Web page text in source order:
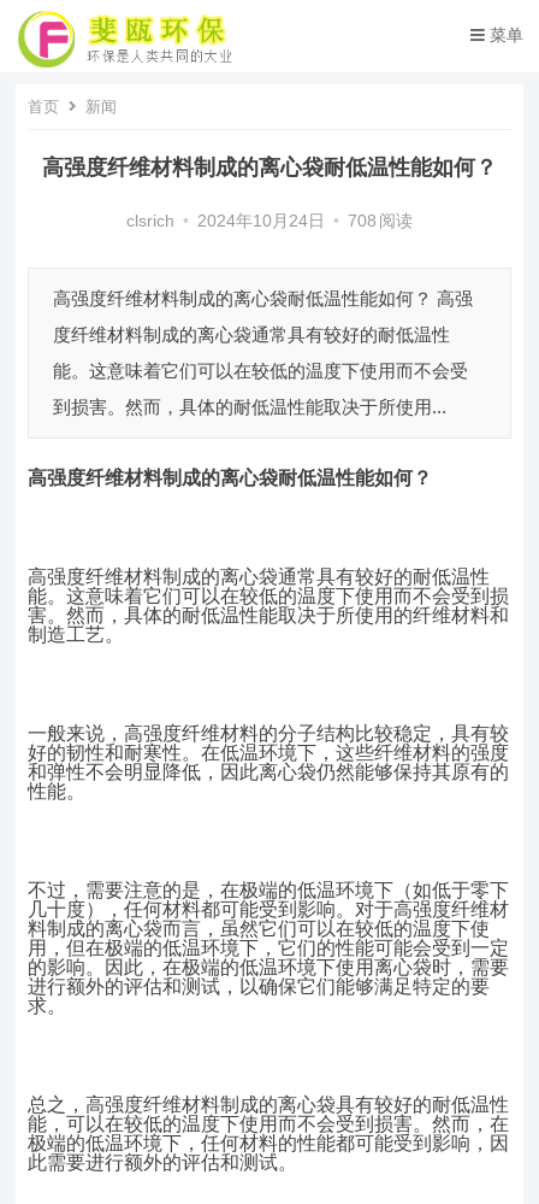
菜单
首页 新闻
高强度纤维材料制成的离心袋耐低温性能如何？
clsrich • 2024年10月24日 • 708 阅读
高强度纤维材料制成的离心袋耐低温性能如何？ 高强
度纤维材料制成的离心袋通常具有较好的耐低温性
能。这意味着它们可以在较低的温度下使用而不会受
到损害。然而，具体的耐低温性能取决于所使用...
高强度纤维材料制成的离心袋耐低温性能如何？
高强度纤维材料制成的离心袋通常具有较好的耐低温性
能。这意味着它们可以在较低的温度下使用而不会受到损
害。然而，具体的耐低温性能取决于所使用的纤维材料和
制造工艺。
一般来说，高强度纤维材料的分子结构比较稳定，具有较
好的韧性和耐寒性。在低温环境下，这些纤维材料的强度
和弹性不会明显降低，因此离心袋仍然能够保持其原有的
性能。
不过，需要注意的是，在极端的低温环境下（如低于零下
几十度），任何材料都可能受到影响。对于高强度纤维材
料制成的离心袋而言，虽然它们可以在较低的温度下使
用，但在极端的低温环境下，它们的性能可能会受到一定
的影响。因此，在极端的低温环境下使用离心袋时，需要
进行额外的评估和测试，以确保它们能够满足特定的要
求。
总之，高强度纤维材料制成的离心袋具有较好的耐低温性
能，可以在较低的温度下使用而不会受到损害。然而，在
极端的低温环境下，任何材料的性能都可能受到影响，因
此需要进行额外的评估和测试。